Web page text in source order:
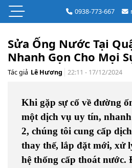
0938-773-667
Sửa Ống Nước Tại
Nhanh Gọn Cho Mọi
Tác giả Lê Hương 22:11 - 17/12/2024
Khi gặp sự cố về đường
một dịch vụ uy tín,
2, chúng tôi cung cấp
thay thế, lắp đặt mới, xử
hệ thống cấp thoát nước.